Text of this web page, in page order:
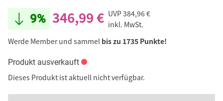
9% 346,99 € UVP384,96 €
inkl. MwSt.
Werde Member und sammel bis zu 1735 Punkte!
Produkt ausverkauft
Dieses Produkt ist aktuell nicht verfügbar.